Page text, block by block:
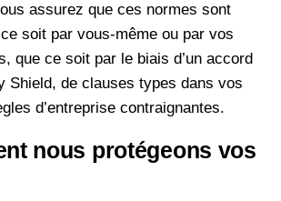
assurez que ces normes sont
soit par vous-même ou par vos
que ce soit par le biais d’un accord
Shield, de clauses types dans vos
d’entreprise contraignantes.
nous protégeons vos